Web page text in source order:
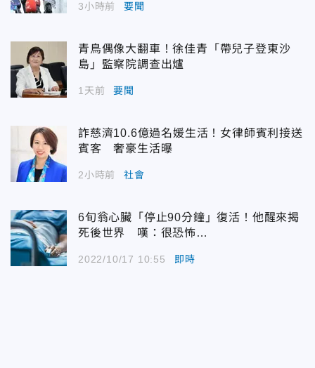
3小時前 要聞
青鳥偶像大翻車！徐佳青「帶兒子登東沙
島」監察院調查出爐
1天前 要聞
詐慈濟10.6億過名媛生活！女律師賓利接送
賓客 奢豪生活曝
2小時前 社會
6旬翁心臟「停止90分鐘」復活！他醒來揭
死後世界 嘆：很恐怖…
2022/10/17 10:55 即時